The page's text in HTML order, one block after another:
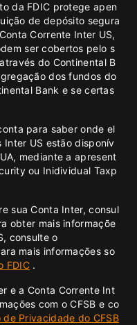
da FDIC protege apen
de depósito segura
Corrente Inter US,
ser cobertos pelo s
do Continental B
dos fundos do
Bank e se certas
para saber onde el
Inter US estão disponív
mediante a apresent
ou Inidividual Taxp
sua Conta Inter, consul
obter mais informaçõe
consulte o
mais informações so
FDIC .
e a Conta Corrente Int
com o CFSB e co
de Privacidade do CFSB